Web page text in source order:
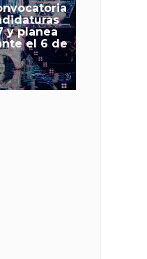
y planea
el 6 de